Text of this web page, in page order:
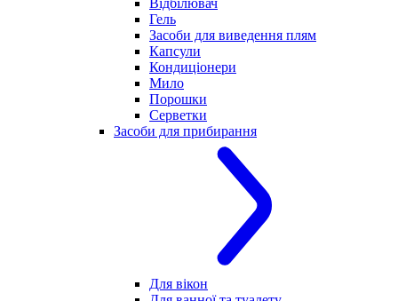
Гель
Засоби для виведення плям
Капсули
Кондиціонери
Мило
Порошки
Серветки
Засоби для прибирання
Для вікон